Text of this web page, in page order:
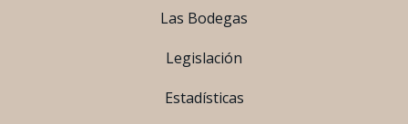
Las Bodegas
Legislación
Estadísticas